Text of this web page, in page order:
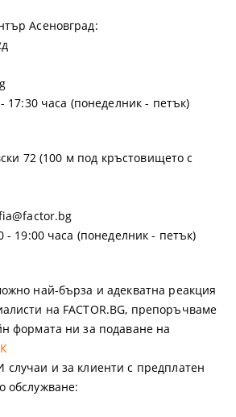
Асеновград:
17:30 часа (понеделник - петък)
72 (100 м под кръстовището с
- 19:00 часа (понеделник - петък)
най-бърза и адекватна реакция
на FACTOR.BG, препоръчваме
формата ни за подаване на
и за клиенти с предплатен
обслужване: